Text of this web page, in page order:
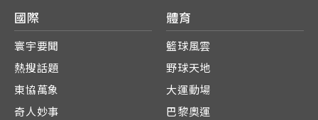
國際
寰宇要聞
熱搜話題
東協萬象
奇人妙事
體育
籃球風雲
野球天地
大運動場
巴黎奧運